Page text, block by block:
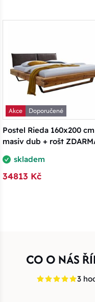
Akce
Doporučené
Postel Rieda 160x200 cm
masiv dub + rošt
skladem
34813 Kč
CO O NÁS
3